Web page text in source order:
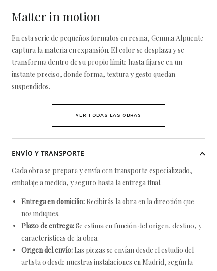
Matter in motion
En esta serie de pequeños formatos en resina, Gemma Alpuente
captura la materia en expansión. El color se desplaza y se
transforma dentro de su propio límite hasta fijarse en un
instante preciso, donde forma, textura y gesto quedan
suspendidos.
VER TODAS LAS OBRAS
ENVÍO Y TRANSPORTE
Cada obra se prepara y envía con transporte especializado,
embalaje a medida, y seguro hasta la entrega final.
Entrega en domicilio: Recibirás la obra en la dirección que
nos indiques.
Plazo de entrega:Se estima en función del origen, destino, y
características de la obra.
Origen del envío: Las piezas se envían desde el estudio del
artista o desde nuestras instalaciones en Madrid, según la